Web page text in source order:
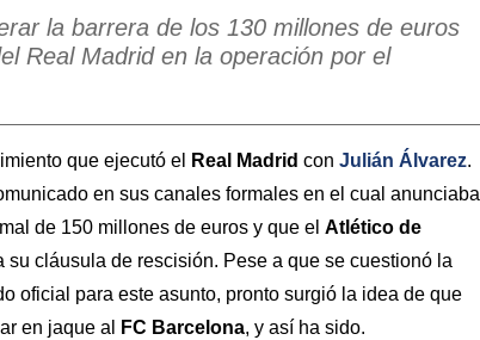
la barrera de los 130 millones de euros
Real Madrid en la operación por el
que ejecutó el Real Madrid con Julián Álvarez.
en sus canales formales en el cual anunciaba
de 150 millones de euros y que el Atlético de
su cláusula de rescisión. Pese a que se cuestionó la
oficial para este asunto, pronto surgió la idea de que
en jaque al
FC Barcelona, y así ha sido.